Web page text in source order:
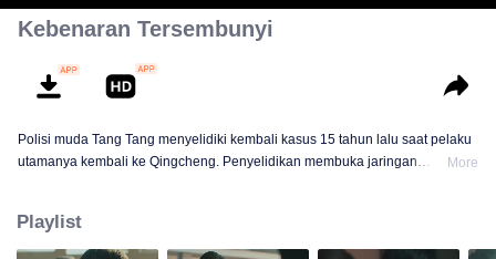
Kebenaran Tersembunyi
Polisi muda Tang Tang menyelidiki kembali kasus 15 tahun lalu saat pelaku
utamanya kembali ke Qingcheng. Penyelidikan membuka jaringan
dalang di balik semuanya ternyata adalah seseorang yang tak pernah ia
duga...
More
Playlist